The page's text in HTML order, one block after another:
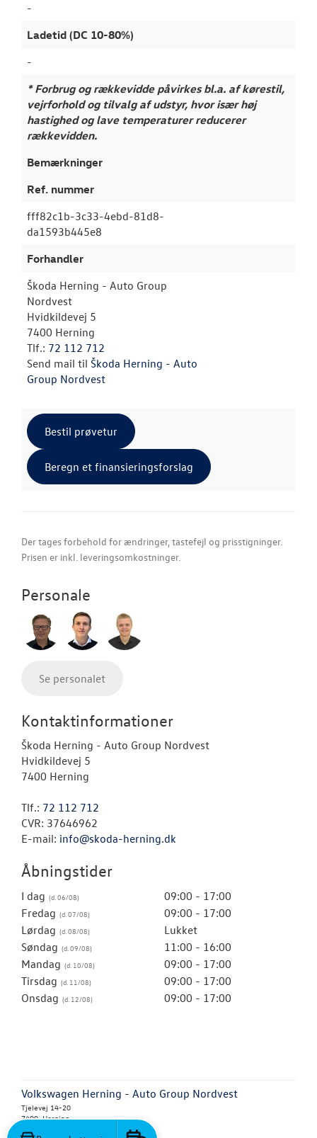
-
Ladetid (DC 10-80%)
-
* Forbrug og rækkevidde påvirkes bl.a. af kørestil,
vejrforhold og tilvalg af udstyr, hvor især høj
hastighed og lave temperaturer reducerer
rækkevidden.
Bemærkninger
Ref. nummer
fff82c1b-3c33-4ebd-81d8-
da1593b445e8
Forhandler
Škoda Herning - Auto Group
Nordvest
Hvidkildevej 5
7400 Herning
Tlf.: 72 112 712
Send mail til Škoda Herning - Auto
Group Nordvest
Bestil prøvetur
Beregn et finansieringsforslag
Der tages forbehold for ændringer, tastefejl og prisstigninger.
Prisen er inkl. leveringsomkostninger.
Personale
Se personalet
Kontaktinformationer
Škoda Herning - Auto Group Nordvest
Hvidkildevej 5
7400 Herning
Tlf.: 72 112 712
CVR: 37646962
E-mail: info@skoda-herning.dk
Åbningstider
I dag
09:00 - 17:00
Fredag
09:00 - 17:00
Lørdag
Lukket
Søndag
11:00 - 16:00
Mandag
09:00 - 17:00
Tirsdag
09:00 - 17:00
Onsdag
09:00 - 17:00
Volkswagen Herning - Auto Group Nordvest
Tjelevej 14-20
7400 Herning